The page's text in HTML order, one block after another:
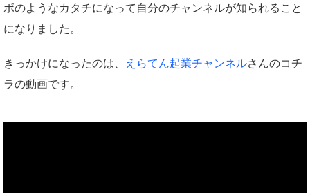
ボのようなカタチになって自分のチャンネルが知られること
になりました。
きっかけになったのは、 えらてん起業チャンネルさんのコチ
ラの動画です。